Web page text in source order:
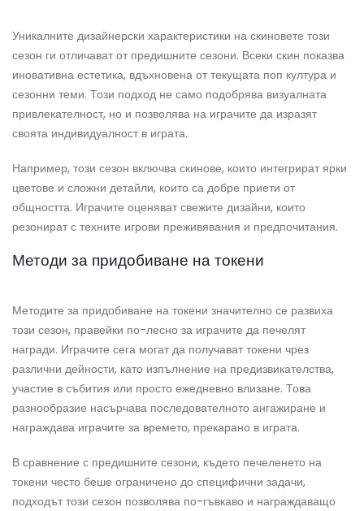
Уникалните дизайнерски характеристики на скиновете този
сезон ги отличават от предишните сезони. Всеки скин показва
иновативна естетика, вдъхновена от текущата поп култура и
сезонни теми. Този подход не само подобрява визуалната
привлекателност, но и позволява на играчите да изразят
своята индивидуалност в играта.
Например, този сезон включва скинове, които интегрират ярки
цветове и сложни детайли, които са добре приети от
общността. Играчите оценяват свежите дизайни, които
резонират с техните игрови преживявания и предпочитания.
Методи за придобиване на токени
Методите за придобиване на токени значително се развиха
този сезон, правейки по-лесно за играчите да печелят
награди. Играчите сега могат да получават токени чрез
различни дейности, като изпълнение на предизвикателства,
участие в събития или просто ежедневно влизане. Това
разнообразие насърчава последователното ангажиране и
награждава играчите за времето, прекарано в играта.
В сравнение с предишните сезони, където печеленето на
токени често беше ограничено до специфични задачи,
подходът този сезон позволява по-гъвкаво и награждаващо